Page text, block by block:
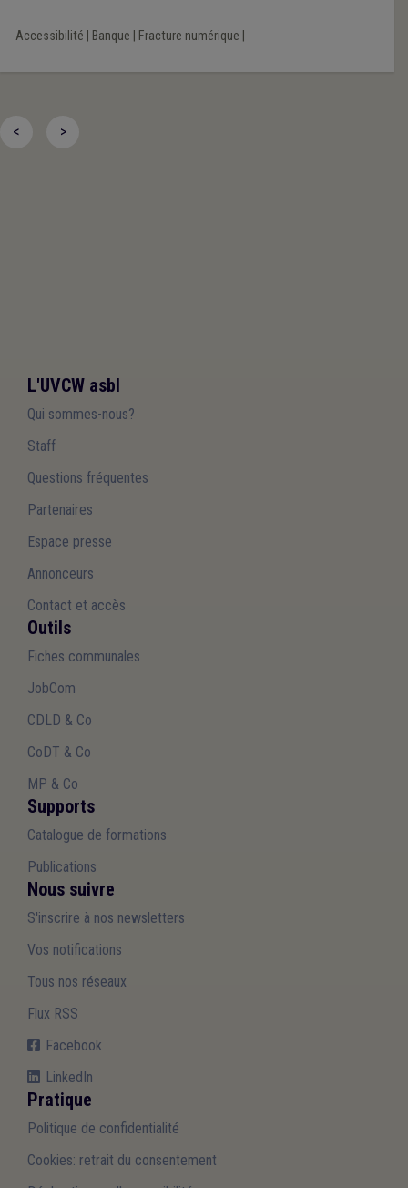
Accessibilité Banque Fracture numérique
< >
L'UVCW asbl
Qui sommes-nous?
Staff
Questions fréquentes
Partenaires
Espace presse
Annonceurs
Contact et accès
Outils
Fiches communales
JobCom
CDLD & Co
CoDT & Co
MP & Co
Supports
Catalogue de formations
Publications
Nous suivre
S'inscrire à nos newsletters
Vos notifications
Tous nos réseaux
Flux RSS
Facebook
LinkedIn
Pratique
Politique de confidentialité
Cookies: retrait du consentement